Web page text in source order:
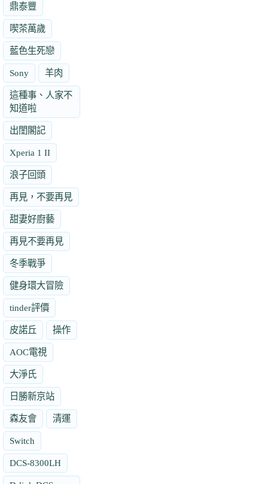
鼎泰豐
喫茶萬歲
藍色生死戀
Sony 羊肉
這種事、人家不
知道啦
出閨閣記
Xperia 1 II
浪子回頭
再見，不要再見
甜妻好廚藝
再見不要再見
冬季戰爭
健身環大冒險
tinder評價
皮諾丘 操作
AOC電視
大淨氏
日勝新京站
森友會 清運
Switch
DCS-8300LH